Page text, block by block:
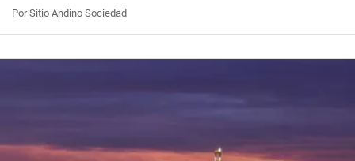
Por Sitio Andino Sociedad